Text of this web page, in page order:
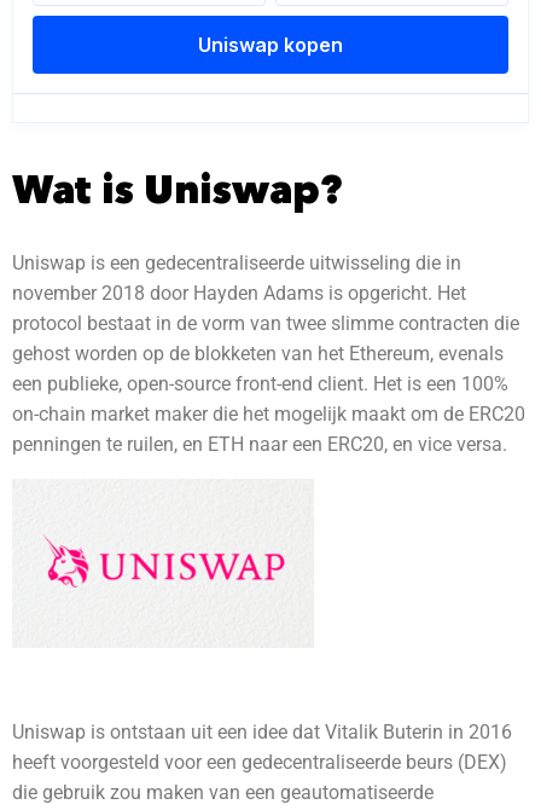
Wat is Uniswap?
Uniswap is een gedecentraliseerde uitwisseling die in
november 2018 door Hayden Adams is opgericht. Het
protocol bestaat in de vorm van twee slimme contracten die
gehost worden op de blokketen van het Ethereum, evenals
een publieke, open-source front-end client. Het is een 100%
on-chain market maker die het mogelijk maakt om de ERC20
penningen te ruilen, en ETH naar een ERC20, en vice versa.
Uniswap is ontstaan uit een idee dat Vitalik Buterin in 2016
heeft voorgesteld voor een gedecentraliseerde beurs (DEX)
die gebruik zou maken van een geautomatiseerde